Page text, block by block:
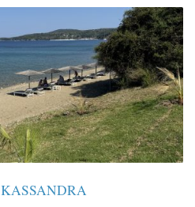
KASSANDRA